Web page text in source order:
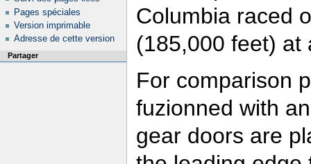
Columbia raced
(185,000 feet) at
For comparison
fuzionned with
gear doors are
Pages spéciales
Version imprimable
Adresse de cette version
Partager